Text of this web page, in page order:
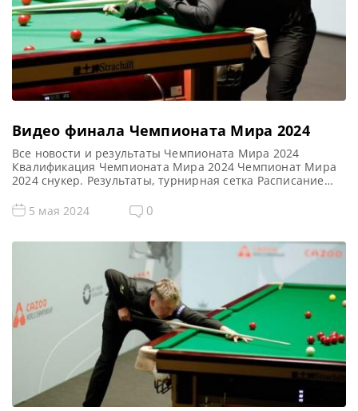
Видео финала Чемпионата Мира 2024
Все новости и результаты Чемпионата Мира 2024
Квалификация Чемпионата Мира 2024 Чемпионат Мира
2024 снукер. Результаты, турнирная сетка Расписание
опросы Чемпионат Мира 2024 Видео Чемпионата Мира
2024 Видео повторы матчей Чемпионата Мира 2024,
рейтингового турнира по снукеру World Championship
5 мая 2024 0